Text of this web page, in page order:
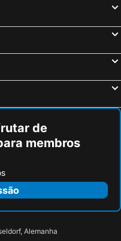
de
membros
Alemanha